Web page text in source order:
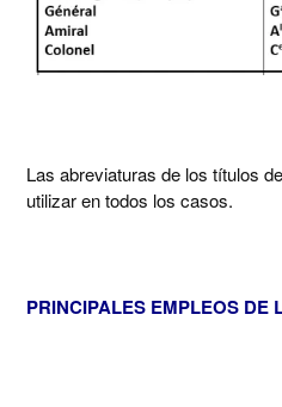
Las abreviaturas de los títulos
utilizar en todos los casos.
PRINCIPALES EMPLEOS DE